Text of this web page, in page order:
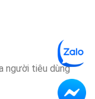
tiêu dùng